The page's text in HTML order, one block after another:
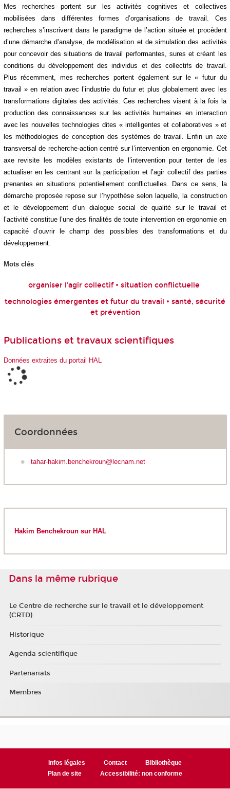
Mes recherches portent sur les activités cognitives et collectives
mobilisées dans différentes formes d’organisations de travail. Ces
recherches s’inscrivent dans le paradigme de l’action située et procèdent
d’une démarche d’analyse, de modélisation et de simulation des activités
pour concevoir des situations de travail performantes, sures et créant les
conditions du développement des individus et des collectifs de travail.
Plus récemment, mes recherches portent également sur le « futur du
travail » en relation avec l’industrie du futur et plus globalement avec les
transformations digitales des activités. Ces recherches visent à la fois la
production des connaissances sur les activités humaines en interaction
avec les nouvelles technologies dites « intelligentes et collaboratives » et
les méthodologies de conception des systèmes de travail. Enfin un axe
transversal de recherche-action centré sur l’intervention en ergonomie. Cet
axe revisite les modèles existants de l’intervention pour tenter de les
actualiser en les centrant sur la participation et l’agir collectif des parties
prenantes en situations potentiellement conflictuelles. Dans ce sens, la
démarche proposée repose sur l’hypothèse selon laquelle, la construction
et le développement d’un dialogue social de qualité sur le travail et
l’activité constitue l’une des finalités de toute intervention en ergonomie en
capacité d’ouvrir le champ des possibles des transformations et du
développement.
Mots clés
organiser l’agir collectif • situation conflictuelle
technologies émergentes et futur du travail • santé, sécurité
et prévention
Publications et travaux scientifiques
Données extraites du portail HAL
Coordonnées
tahar-hakim.benchekroun@lecnam.net
Hakim Benchekroun sur HAL
Dans la même rubrique
Le Centre de recherche sur le travail et le développement
(CRTD)
Historique
Agenda scientifique
Partenariats
Membres
Infos légales Contact
Bibliothèque
Plan de site
Accessibilité: non conforme